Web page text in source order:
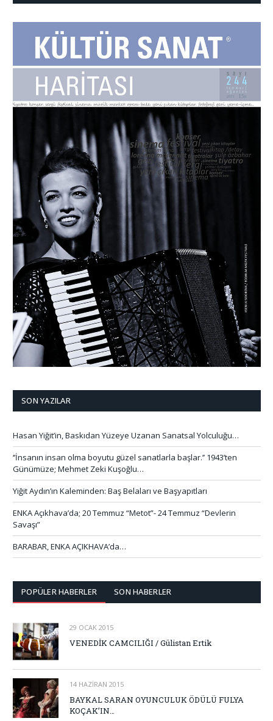
SON YAZILAR
Hasan Yiğit’in, Baskıdan Yüzeye Uzanan Sanatsal Yolculuğu…
‘’İnsanın insan olma boyutu güzel sanatlarla başlar.’’ 1943’ten
Günümüze; Mehmet Zeki Kuşoğlu…
Yiğit Aydın’ın Kaleminden: Baş Belaları ve Başyapıtları
ENKA Açıkhava’da; 20 Temmuz “Metot”- 24 Temmuz “Devlerin
Savaşı”
BARABAR, ENKA AÇIKHAVA’da…
POPÜLER HABERLER SON HABERLER
29 OCAK 2015
VENEDİK CAMCILIĞI / Gülistan Ertik
14 HAZIRAN 2015
BAYKAL SARAN OYUNCULUK ÖDÜLÜ FULYA
KOÇAK’IN…